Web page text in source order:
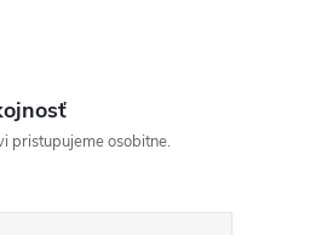
pristupujeme osobitne.